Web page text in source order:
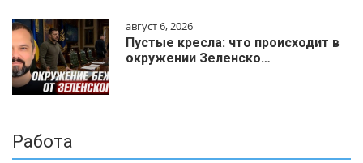
август 6, 2026
Пустые кресла: что происходит в
окружении Зеленско…
Работа